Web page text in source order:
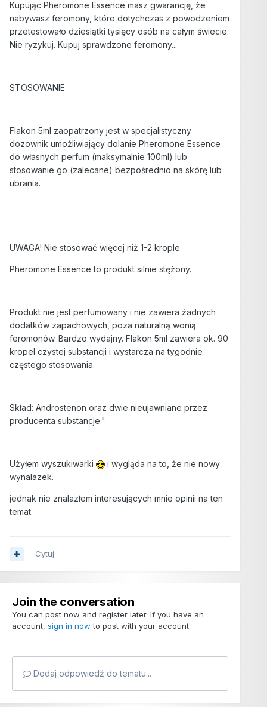
Kupując Pheromone Essence masz gwarancję, że
nabywasz feromony, które dotychczas z powodzeniem
przetestowało dziesiątki tysięcy osób na całym świecie.
Nie ryzykuj. Kupuj sprawdzone feromony...
STOSOWANIE
Flakon 5ml zaopatrzony jest w specjalistyczny
dozownik umożliwiający dolanie Pheromone Essence
do własnych perfum (maksymalnie 100ml) lub
stosowanie go (zalecane) bezpośrednio na skórę lub
ubrania.
UWAGA! Nie stosować więcej niż 1-2 krople.
Pheromone Essence to produkt silnie stężony.
Produkt nie jest perfumowany i nie zawiera żadnych
dodatków zapachowych, poza naturalną wonią
feromonów. Bardzo wydajny. Flakon 5ml zawiera ok. 90
kropel czystej substancji i wystarcza na tygodnie
częstego stosowania.
Skład: Androstenon oraz dwie nieujawniane przez
producenta substancje."
Użyłem wyszukiwarki
i wygląda na to, że nie nowy
wynalazek.
jednak nie znalazłem interesujących mnie opinii na ten
temat.
Cytuj
Join the conversation
You can post now and register later. If you have an
account, sign in now to post with your account.
Dodaj odpowiedź do tematu...